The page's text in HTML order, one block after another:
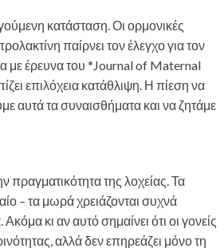
κατάσταση. Οι ορμονικές
παίρνει τον έλεγχο για τον
με έρευνα του *Journal of Maternal
επιλόχεια κατάθλιψη. Η πίεση να
αυτά τα συναισθήματα και να ζητάμε
της λοχείας. Τα
– τα μωρά χρειάζονται συχνά
κι αν αυτό σημαίνει ότι οι γονείς
αλλά δεν επηρεάζει μόνο τη